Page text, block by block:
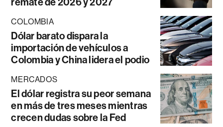
COLOMBIA
Dólar barato dispara la
importación de vehículos a
Colombia y China lidera el podio
MERCADOS
El dólar registra su peor semana
en más de tres meses mientras
crecen dudas sobre la Fed